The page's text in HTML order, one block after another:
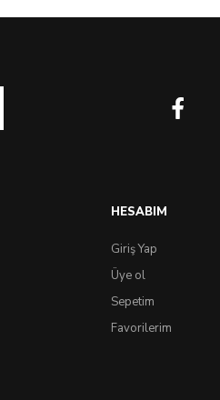
HESABIM
Giriş Yap
Üye ol
Sepetim
Favorilerim